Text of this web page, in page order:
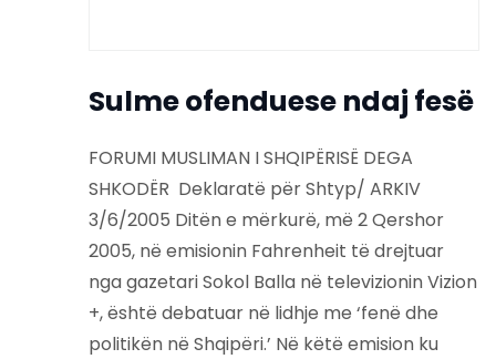
Sulme ofenduese ndaj fesë
FORUMI MUSLIMAN I SHQIPËRISË DEGA
SHKODËR Deklaratë për Shtyp/ ARKIV
3/6/2005 Ditën e mërkurë, më 2 Qershor
2005, në emisionin Fahrenheit të drejtuar
nga gazetari Sokol Balla në televizionin Vizion
+, është debatuar në lidhje me ‘fenë dhe
politikën në Shqipëri.’ Në këtë emision ku